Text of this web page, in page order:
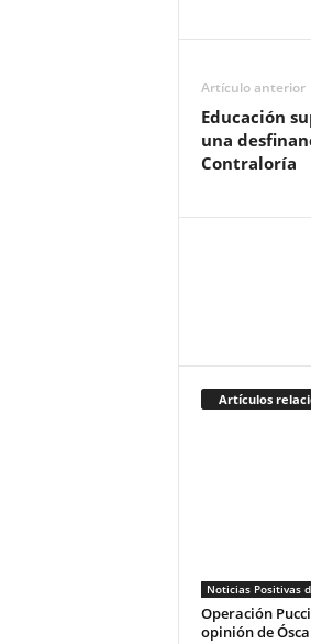
Artículo anterior
Educación
una
Contraloría
Artículos
Noticias Positivas
Operación
opinión de